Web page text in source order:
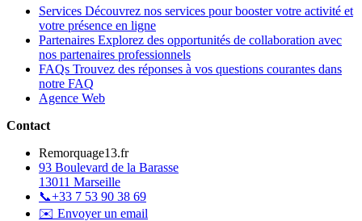
Services Découvrez nos services pour booster votre activité et
votre présence en ligne
Partenaires Explorez des opportunités de collaboration avec
nos partenaires professionnels
FAQs Trouvez des réponses à vos questions courantes dans
notre FAQ
Agence Web
Contact
Remorquage13.fr
93 Boulevard de la Barasse
13011 Marseille
📞+33 7 53 90 38 69
✉️ Envoyer un email